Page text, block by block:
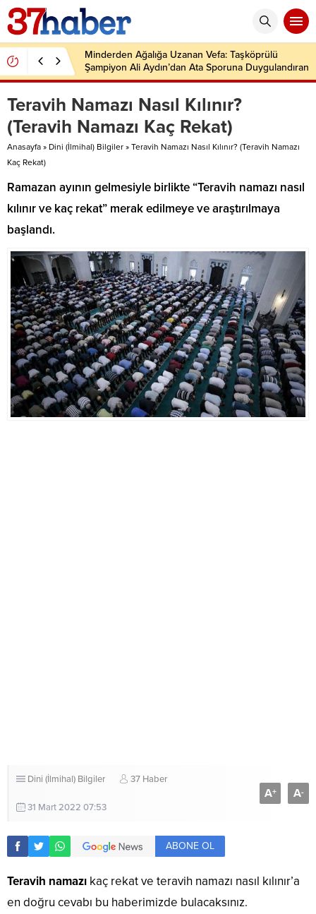
Minderden Ağalığa Uzanan Vefa: Taşköprülü
Şampiyon Ali Aydın’dan Ata Sporuna Duygulandıran
Dönüş
Teravih Namazı Nasıl Kılınır?
(Teravih Namazı Kaç Rekat)
Anasayfa » Dini (İlmihal) Bilgiler » Teravih Namazı Nasıl Kılınır? (Teravih Namazı
Kaç Rekat)
Ramazan ayının gelmesiyle birlikte “Teravih namazı nasıl
kılınır ve kaç rekat” merak edilmeye ve araştırılmaya
başlandı.
Dini (İlmihal) Bilgiler 37 Haber
31 Mart 2022 07:53
A+ A-
ABONE OL
Teravih namazı kaç rekat ve teravih namazı nasıl kılınır’a
en doğru cevabı bu haberimizde bulacaksınız.